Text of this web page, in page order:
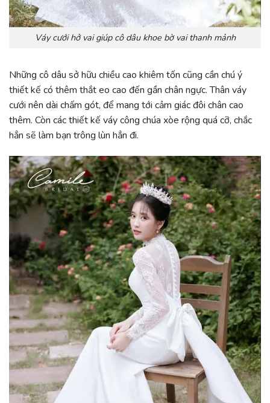
Váy cưới hở vai giúp cô dâu khoe bờ vai thanh mảnh
Những cô dâu sở hữu chiều cao khiêm tốn cũng cần chú ý
thiết kế có thêm thắt eo cao đến gần chân ngực. Thân váy
cưới nên dài chấm gót, để mang tới cảm giác đôi chân cao
thêm. Còn các thiết kế váy công chúa xòe rộng quá cỡ, chắc
hẳn sẽ làm bạn trông lùn hẳn đi.